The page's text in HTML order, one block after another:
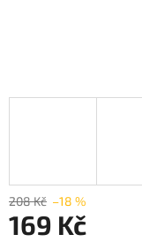
208 Kč –18 %
169 Kč